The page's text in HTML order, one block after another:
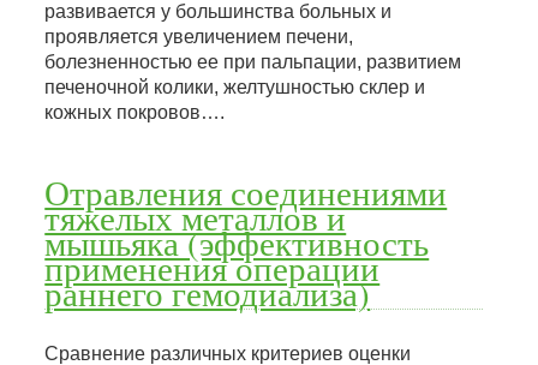
развивается у большинства больных и
проявляется увеличением печени,
болезненностью ее при пальпации, развитием
печеночной колики, желтушностью склер и
кожных покровов….
Отравления соединениями
тяжелых металлов и
мышьяка (эффективность
применения операции
раннего гемодиализа)
Сравнение различных критериев оценки